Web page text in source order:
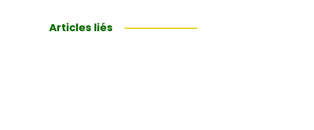
Articles liés